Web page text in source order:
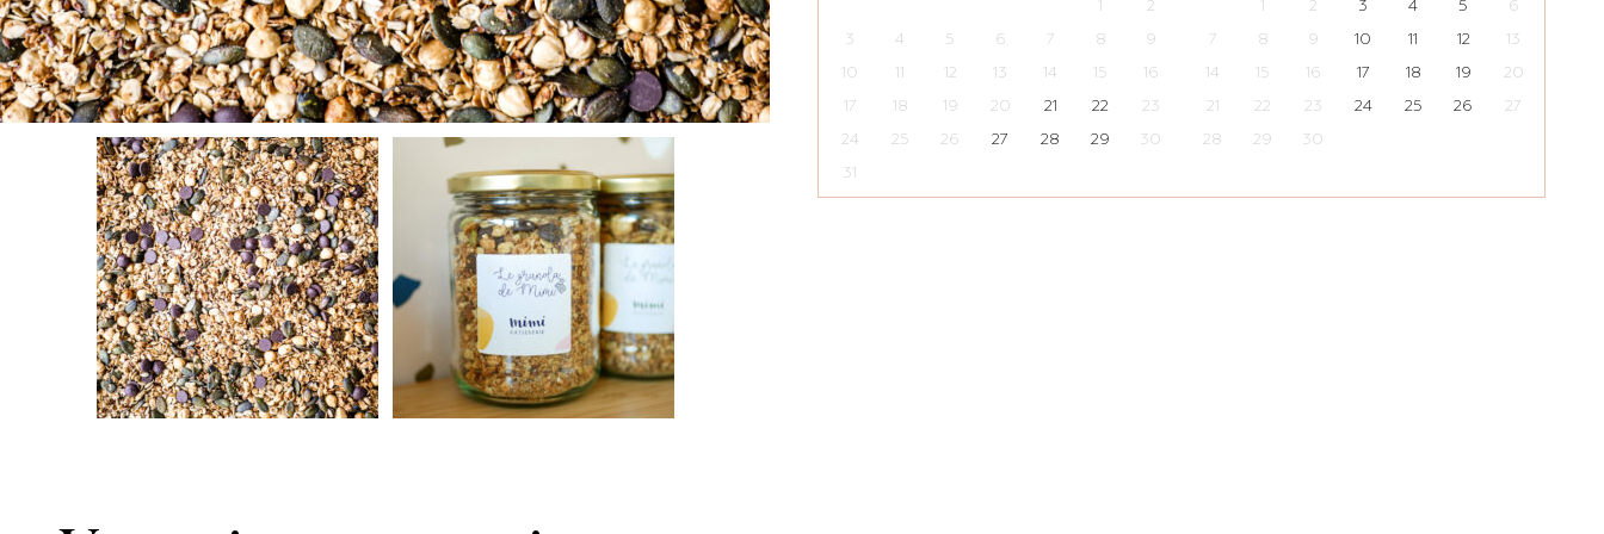
1 2
3 4 5 6 7 8 9
10 11 12 13 14 15 16
17 18 19 20 21 22 23
24 25 26 27 28 29 30
31
1 2 3 4 5 6
7 8 9 10 11 12 13
14 15 16 17 18 19 20
21 22 23 24 25 26 27
28 29 30